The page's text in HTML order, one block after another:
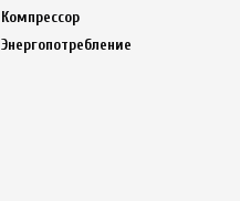
Компрессор
Энергопотребление